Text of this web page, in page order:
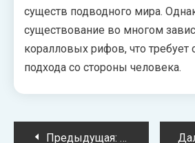
существ подводного мира.
существование во многом
коралловых рифов, что требует
подхода со стороны человека.
Навигация
Предыдущая: Улитка